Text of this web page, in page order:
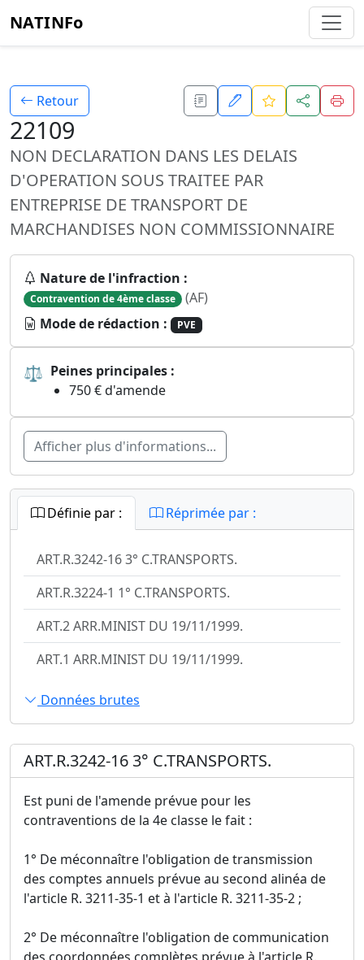
NATINFo
Retour
22109
NON DECLARATION DANS LES DELAIS
D'OPERATION SOUS TRAITEE PAR
ENTREPRISE DE TRANSPORT DE
MARCHANDISES NON COMMISSIONNAIRE
Nature de l'infraction :
Contravention de 4ème classe (AF)
Mode de rédaction :
PVE
⚖ Peines principales :
750 € d'amende
Afficher plus d'informations...
Définie par : Réprimée par :
ART.R.3242-16 3° C.TRANSPORTS.
ART.R.3224-1 1° C.TRANSPORTS.
ART.2 ARR.MINIST DU 19/11/1999.
ART.1 ARR.MINIST DU 19/11/1999.
Données brutes
ART.R.3242-16 3° C.TRANSPORTS.
Est puni de l'amende prévue pour les
contraventions de la 4e classe le fait :
1° De méconnaître l'obligation de transmission
des comptes annuels prévue au second alinéa de
l'article R. 3211-35-1 et à l'article R. 3211-35-2 ;
2° De méconnaître l'obligation de communication